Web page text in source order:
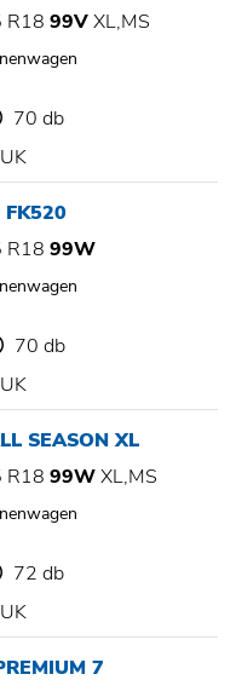
R18 99VXL,MS
70 db
FK520
R18 99W
70 db
SEASON XL
R18 99WXL,MS
72 db
7